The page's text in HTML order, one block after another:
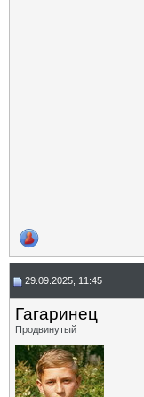
29.09.2025, 11:45
Гагаринец
Продвинутый